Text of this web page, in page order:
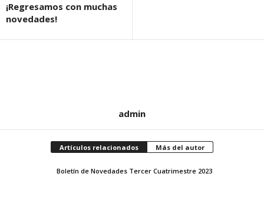
¡Regresamos con muchas
novedades!
admin
Artículos relacionados Más del autor
Boletín de Novedades Tercer Cuatrimestre 2023